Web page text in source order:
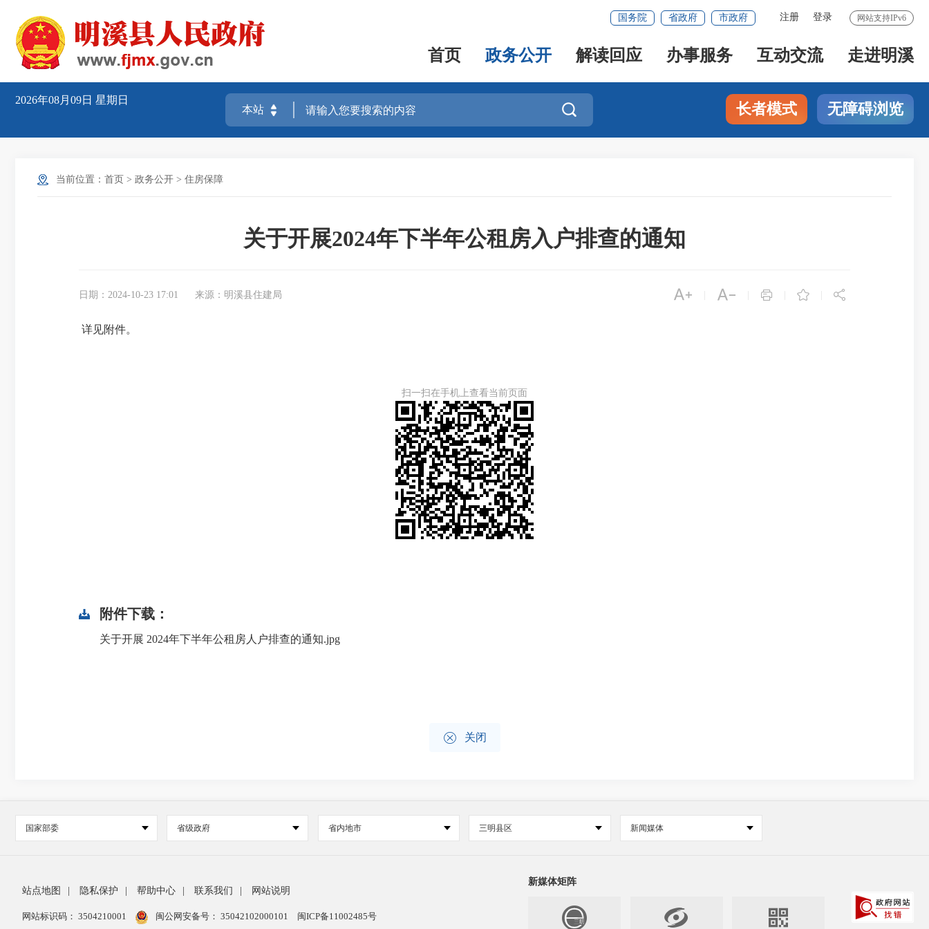
网站支持IPv6
注册 登录
国务院 省政府 市政府
首页 政务公开 解读回应 办事服务 互动交流 走进明溪
2026年08月09日 星期日
 长者模式 无障碍浏览
当前位置： 首页 > 政务公开 > 住房保障
关于开展2024年下半年公租房入户排查的通知
日期：2024-10-23 17:01 来源：明溪县住建局     
详见附件。
扫一扫在手机上查看当前页面
附件下载：
关于开展 2024年下半年公租房人户排查的通知.jpg
 关闭
国家部委 省级政府 省内地市 三明县区 新闻媒体
站点地图 隐私保护 帮助中心 联系我们 网站说明
网站标识码： 3504210001 闽公网安备号： 35042102000101 闽ICP备11002485号
新媒体矩阵
 